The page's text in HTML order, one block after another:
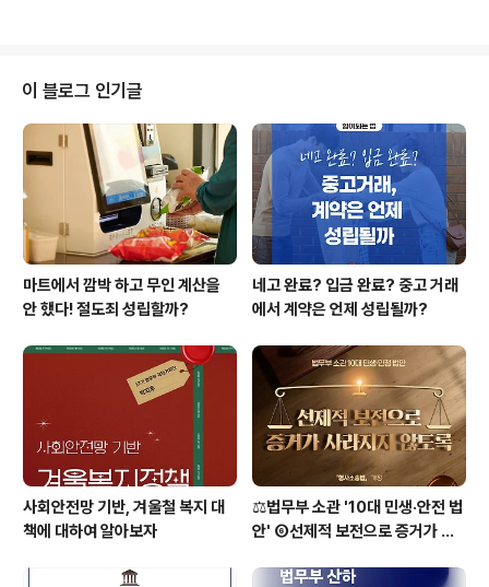
이 블로그 인기글
마트에서 깜박 하고 무인 계산을
안 했다! 절도죄 성립할까?
네고 완료? 입금 완료? 중고 거래
에서 계약은 언제 성립될까?
사회안전망 기반, 겨울철 복지 대
책에 대하여 알아보자
⚖️법무부 소관 '10대 민생·안전 법
안' ⑥선제적 보전으로 증거가 사